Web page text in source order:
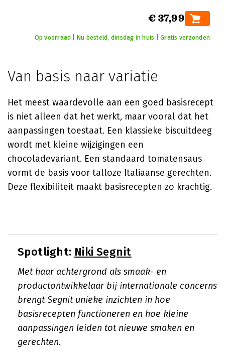
€ 37,99
Op voorraad | Nu besteld, dinsdag in huis | Gratis verzonden
Van basis naar variatie
Het meest waardevolle aan een goed basisrecept
is niet alleen dat het werkt, maar vooral dat het
aanpassingen toestaat. Een klassieke biscuitdeeg
wordt met kleine wijzigingen een
chocoladevariant. Een standaard tomatensaus
vormt de basis voor talloze Italiaanse gerechten.
Deze flexibiliteit maakt basisrecepten zo krachtig.
Spotlight: Niki Segnit
Met haar achtergrond als smaak- en
productontwikkelaar bij internationale concerns
brengt Segnit unieke inzichten in hoe
basisrecepten functioneren en hoe kleine
aanpassingen leiden tot nieuwe smaken en
gerechten.